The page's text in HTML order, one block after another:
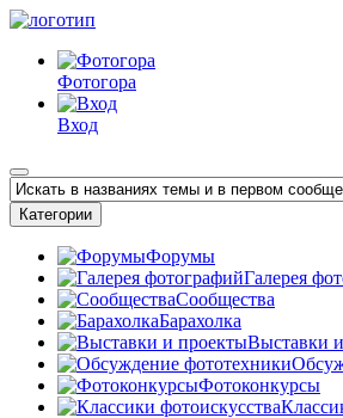
Фотогора
Вход
Категории
Форумы
Галерея
Сообщества
Барахолка
Выставки
Фотоконкурсы